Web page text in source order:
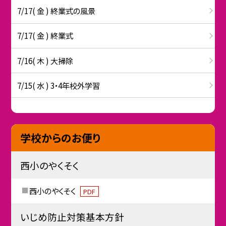
7/17( 金 ) 終業式の風景
7/17( 金 ) 終業式
7/16( 木 ) 大掃除
7/15( 水 ) 3・4年校外学習
学校からのお便り
西小のやくそく
西小のやくそく PDF
いじめ防止対策基本方針